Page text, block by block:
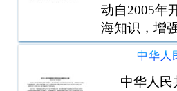
动自2005年
海知识，增
国际交流合
及各地航海
免费向社会
中华人
中华人民